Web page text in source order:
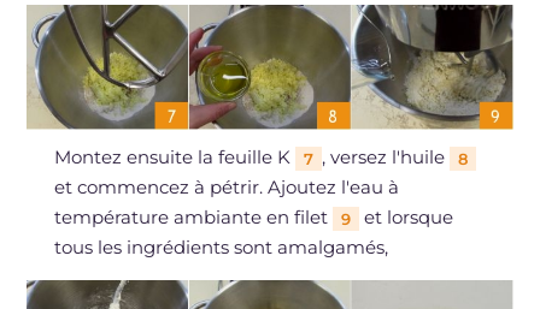
Montez ensuite la feuille K 7 , versez l'huile 8
et commencez à pétrir. Ajoutez l'eau à
température ambiante en filet
9
et lorsque
tous les ingrédients sont amalgamés,